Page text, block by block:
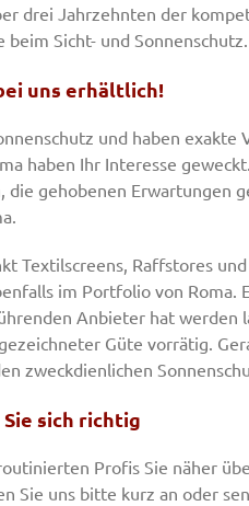
drei Jahrzehnten der
beim Sicht- und Sonnenschutz.
uns erhältlich!
und haben
haben Ihr Interesse
die gehobenen Erwartungen
Textilscreens, Raffstores
im Portfolio von Roma.
Anbieter hat werden
Güte vorrätig.
zweckdienlichen
sich richtig
Profis Sie näher
Sie uns bitte kurz an oder